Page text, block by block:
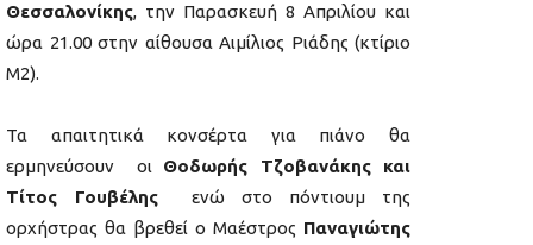
Θεσσαλονίκης, την Παρασκευή 8 Απριλίου και
ώρα 21.00 στην αίθουσα Αιμίλιος Ριάδης (κτίριο
Μ2).
Τα απαιτητικά κονσέρτα για πιάνο θα
ερμηνεύσουν οι Θοδωρής Τζοβανάκης και
Τίτος Γουβέλης ενώ στο πόντιουμ της
ορχήστρας θα βρεθεί ο Μαέστρος Παναγιώτης